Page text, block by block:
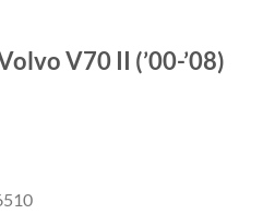
V70 II (’00-’08)